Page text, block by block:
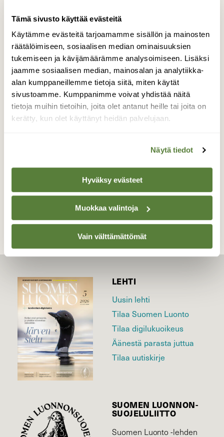
Tämä sivusto käyttää evästeitä
Käytämme evästeitä tarjoamamme sisällön ja mainosten
räätälöimiseen, sosiaalisen median ominaisuuksien
tukemiseen ja kävijämäärämme analysoimiseen. Lisäksi
jaamme sosiaalisen median, mainosalan ja analytiikka-
alan kumppaneillemme tietoja siitä, miten käytät
sivustoamme. Kumppanimme voivat yhdistää näitä
tietoja muihin tietoihin, joita olet antanut heille tai joita on
kerätty, kun olet käyttänyt heidän palvelujaan.
Näytä tiedot
Hyväksy evästeet
Muokkaa valintoja
Vain välttämättömät
VALKOVUOKKO
Eka Valkovuokko. Littoistenjärvi, Kaarina
12.4.2026
Valokuvaaja: Juhani Peltonen, Kaarina 12.4.2026
LEHTI
Uusin lehti
Tilaa Suomen Luonto
Tilaa digilukuoikeus
Äänestä parasta juttua
Tilaa uutiskirje
SUOMEN LUONNON­
SUOJELU­LIITTO
Suomen Luonto -lehden